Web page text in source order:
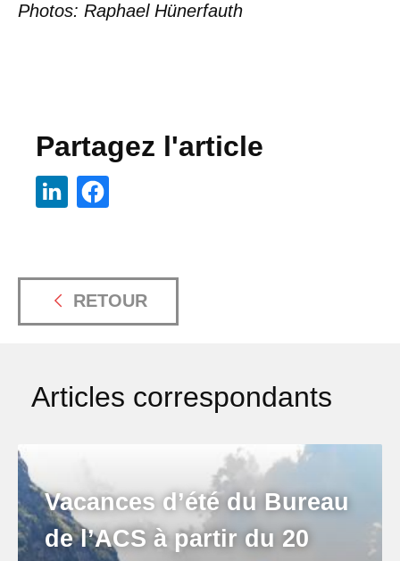
Photos: Raphael Hünerfauth
Partagez l'article
RETOUR
Articles correspondants
Vacances d’été du Bureau
de l’ACS à partir du 20